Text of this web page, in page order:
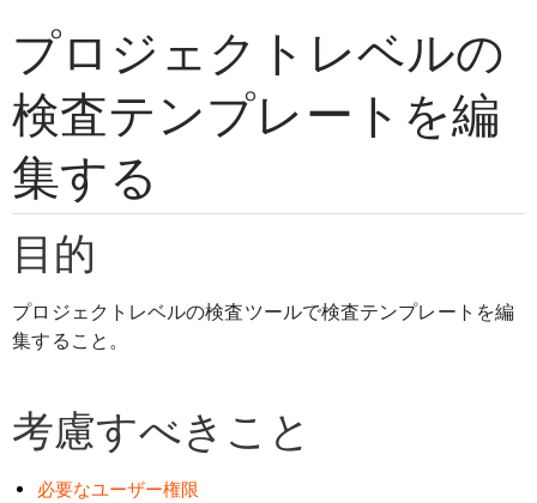
プロジェクトレベルの
検査テンプレートを編
集する
目的
プロジェクトレベルの検査ツールで検査テンプレートを編
集すること。
考慮すべきこと
必要なユーザー権限